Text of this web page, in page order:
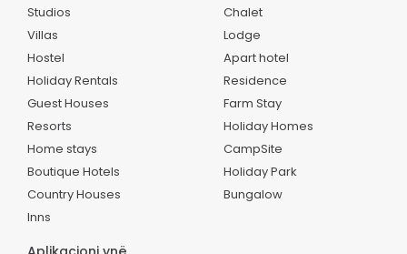
Studios
Villas
Hostel
Holiday Rentals
Guest Houses
Resorts
Home stays
Boutique Hotels
Country Houses
Inns
Chalet
Lodge
Apart hotel
Residence
Farm Stay
Holiday Homes
CampSite
Holiday Park
Bungalow